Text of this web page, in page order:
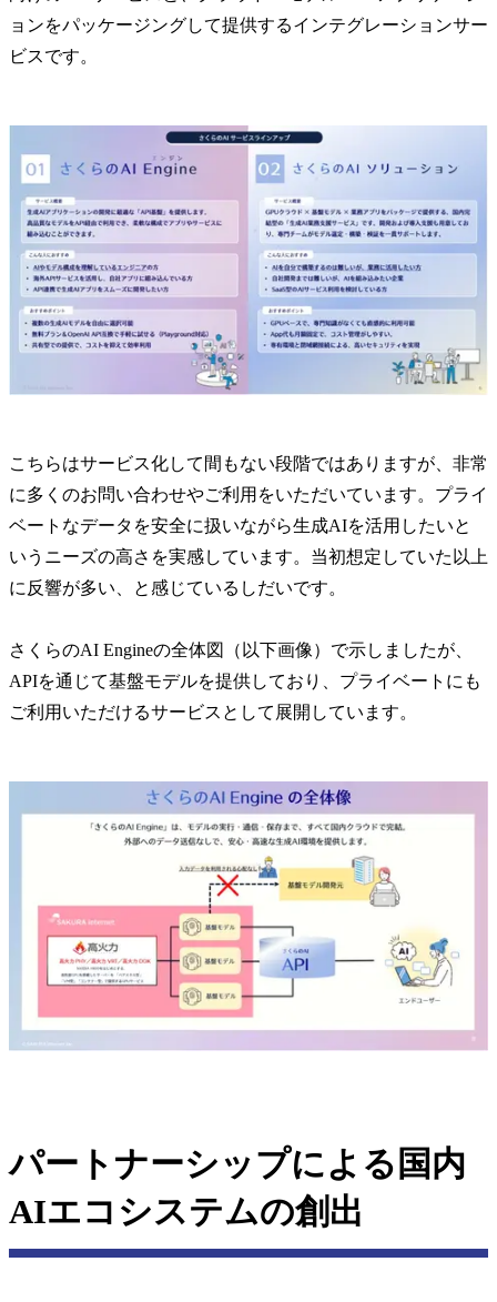
ョンをパッケージングして提供するインテグレーションサー
ビスです。
こちらはサービス化して間もない段階ではありますが、非常
に多くのお問い合わせやご利用をいただいています。プライ
ベートなデータを安全に扱いながら生成AIを活用したいと
いうニーズの高さを実感しています。当初想定していた以上
に反響が多い、と感じているしだいです。
さくらのAI Engineの全体図（以下画像）で示しましたが、
APIを通じて基盤モデルを提供しており、プライベートにも
ご利用いただけるサービスとして展開しています。
パートナーシップによる国内
AIエコシステムの創出